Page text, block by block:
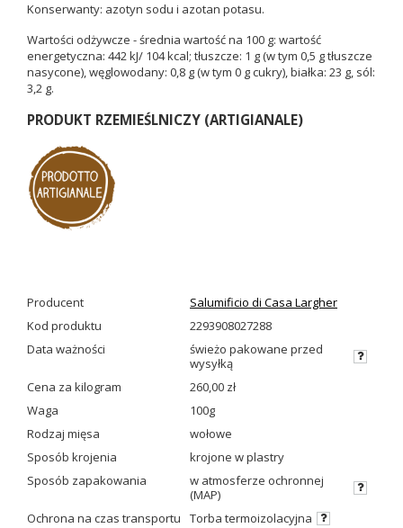
Konserwanty: azotyn sodu i azotan potasu.
Wartości odżywcze - średnia wartość na 100 g: wartość
energetyczna: 442 kJ/ 104 kcal; tłuszcze: 1 g (w tym 0,5 g tłuszcze
nasycone), węglowodany: 0,8 g (w tym 0 g cukry), białka: 23 g, sól:
3,2 g.
PRODUKT RZEMIEŚLNICZY (ARTIGIANALE)
Producent
Salumificio di Casa Largher
Kod produktu
2293908027288
Data ważności
świeżo pakowane przed
wysyłką
Cena za kilogram
260,00 zł
Waga
100g
Rodzaj mięsa
wołowe
Sposób krojenia
krojone w plastry
Sposób zapakowania
w atmosferze ochronnej
(MAP)
Ochrona na czas transportu
Torba termoizolacyjna